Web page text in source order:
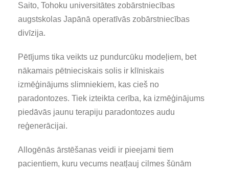
Saito, Tohoku universitātes zobārstniecības
augstskolas Japānā operatīvās zobārstniecības
divīzija.
Pētījums tika veikts uz pundurcūku modeļiem, bet
nākamais pētnieciskais solis ir klīniskais
izmēģinājums slimniekiem, kas cieš no
paradontozes. Tiek izteikta cerība, ka izmēģinājums
piedāvās jaunu terapiju paradontozes audu
reģenerācijai.
Allogēnās ārstēšanas veidi ir pieejami tiem
pacientiem, kuru vecums neatļauj cilmes šūnām